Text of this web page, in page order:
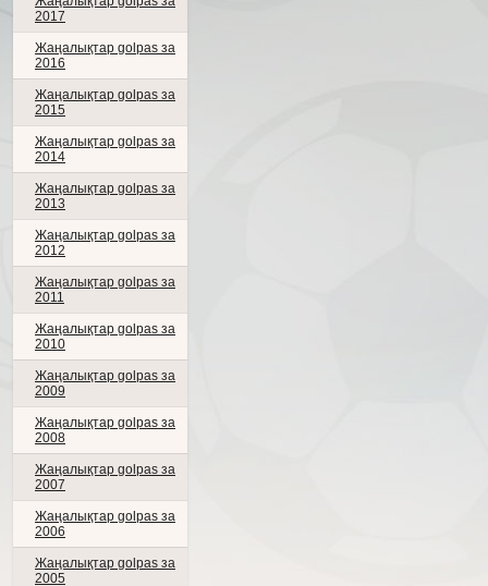
2017
Жаңалықтар golpas за
2016
Жаңалықтар golpas за
2015
Жаңалықтар golpas за
2014
Жаңалықтар golpas за
2013
Жаңалықтар golpas за
2012
Жаңалықтар golpas за
2011
Жаңалықтар golpas за
2010
Жаңалықтар golpas за
2009
Жаңалықтар golpas за
2008
Жаңалықтар golpas за
2007
Жаңалықтар golpas за
2006
Жаңалықтар golpas за
2005